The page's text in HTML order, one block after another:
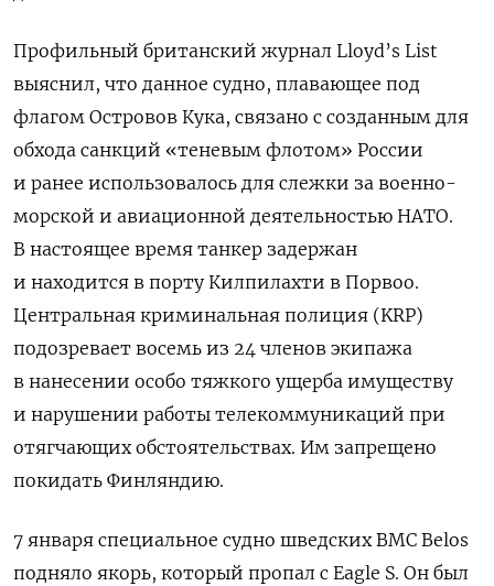
Профильный британский журнал Lloyd’s List
выяснил, что данное судно, плавающее под
флагом Островов Кука, связано с созданным для
обхода санкций «теневым флотом» России
и ранее использовалось для слежки за военно-
морской и авиационной деятельностью НАТО.
В настоящее время танкер задержан
и находится в порту Килпилахти в Порвоо.
Центральная криминальная полиция (KRP)
подозревает восемь из 24 членов экипажа
в нанесении особо тяжкого ущерба имуществу
и нарушении работы телекоммуникаций при
отягчающих обстоятельствах. Им запрещено
покидать Финляндию.
7 января специальное судно шведских ВМС Belos
подняло якорь, который пропал с Eagle S. Он был